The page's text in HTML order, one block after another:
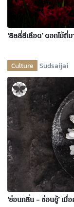
‘ลิลลี่สีเลือด’ ดอกไม้
Culture Sudsaijai
‘ซ่อนกลิ่น – ซ่อนชู้’ เ